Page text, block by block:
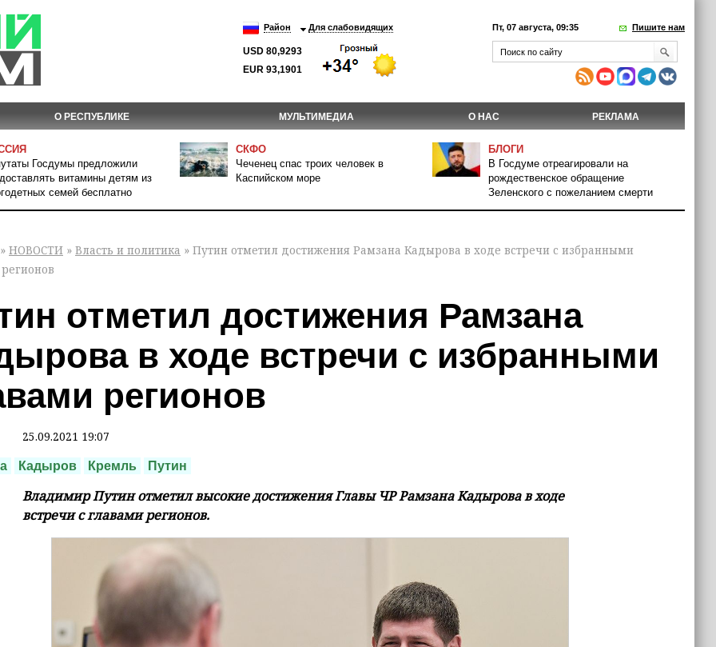
Район Для слабовидящих
USD 80,9293
EUR 93,1901
Пт, 07 августа, 09:35 Пишите нам
О РЕСПУБЛИКЕ МУЛЬТИМЕДИА О НАС РЕКЛАМА
Госдумы предложили
витамины детям из
семей бесплатно
СКФО
Чеченец спас троих человек в
Каспийском море
БЛОГИ
В Госдуме отреагировали на
рождественское обращение
Зеленского с пожеланием смерти
» НОВОСТИ » Власть и политика » Путин отметил достижения Рамзана Кадырова в ходе встречи с избранными
отметил достижения Рамзана
в ходе встречи с избранными
регионов
25.09.2021 19:07
Кадыров Кремль Путин
Владимир Путин отметил высокие достижения Главы ЧР Рамзана Кадырова в ходе
встречи с главами регионов.